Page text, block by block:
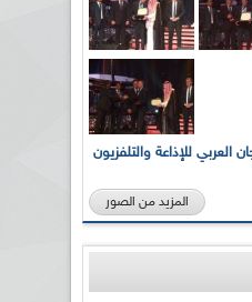
الـ21 للمهرجان العربي للإذاعة والتلفزيون
المزيد من الصور